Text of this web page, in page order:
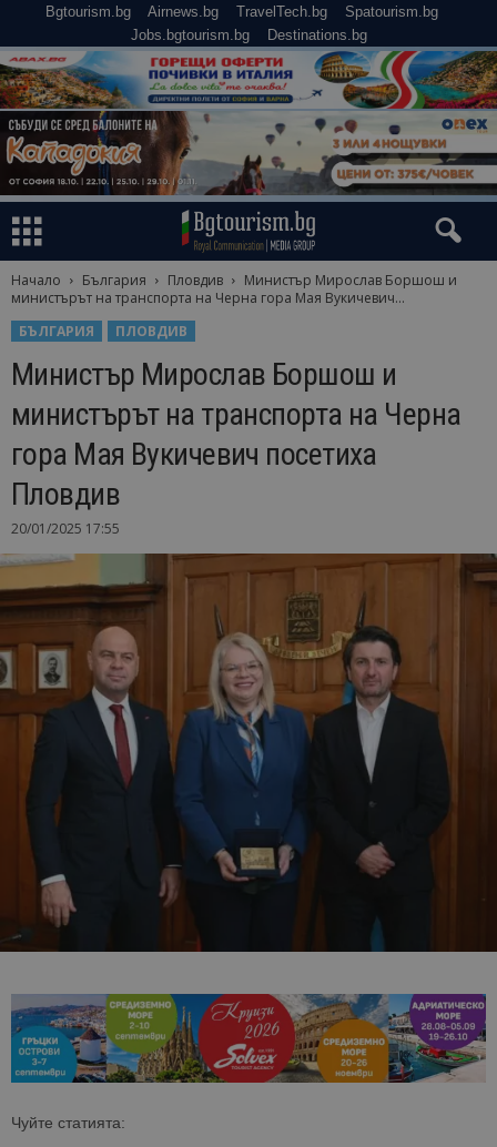
Bgtourism.bg Airnews.bg TravelTech.bg
Spatourism.bg
Jobs.bgtourism.bg
Destinations.bg
Начало България Пловдив
Министър Мирослав Боршош и
министърът на транспорта на Черна гора Мая Вукичевич...
БЪЛГАРИЯ
ПЛОВДИВ
Министър Мирослав Боршош и
министърът на транспорта на Черна
гора Мая Вукичевич посетиха
Пловдив
20/01/2025 17:55
Чуйте статията: